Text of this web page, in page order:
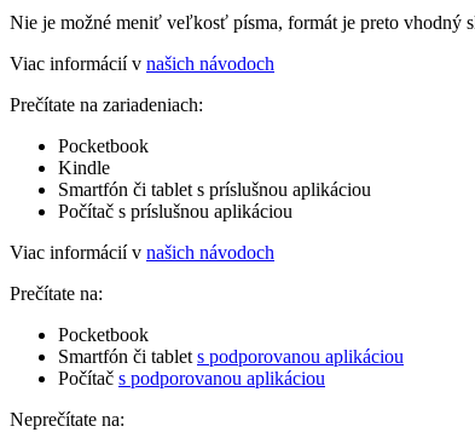
Nie je možné meniť veľkosť písma, formát je preto vhodný
Viac informácií v našich návodoch
Prečítate na zariadeniach:
Pocketbook
Kindle
Smartfón či tablet s príslušnou aplikáciou
Počítač s príslušnou aplikáciou
Viac informácií v našich návodoch
Prečítate na:
Pocketbook
Smartfón či tablet s podporovanou aplikáciou
Počítač s podporovanou aplikáciou
Neprečítate na: